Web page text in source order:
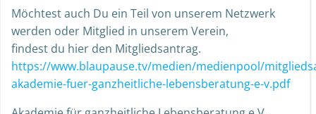
Möchtest auch Du ein Teil von unserem Netzwerk
werden oder Mitglied in unserem Verein,
findest du hier den Mitgliedsantrag.
https://www.blaupause.tv/medien/medienpool/
akademie-fuer-ganzheitliche-lebensberatung-e-v.pdf